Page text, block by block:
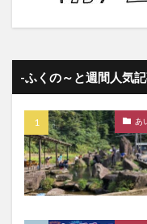
-ふくの～と週間人気
あ